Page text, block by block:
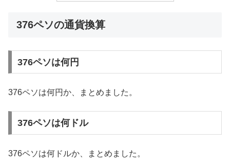
376ペソの通貨換算
376ペソは何円
376ペソは何円か、まとめました。
376ペソは何ドル
376ペソは何ドルか、まとめました。